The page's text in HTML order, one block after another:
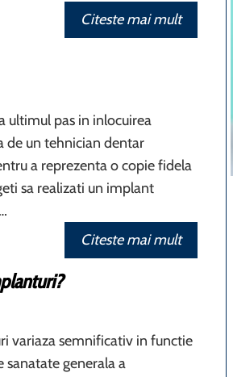
Citeste mai mult
ultimul pas in inlocuirea
de un tehnician dentar
a reprezenta o copie fidela
sa realizati un implant
Citeste mai mult
variaza semnificativ in functie
generala a